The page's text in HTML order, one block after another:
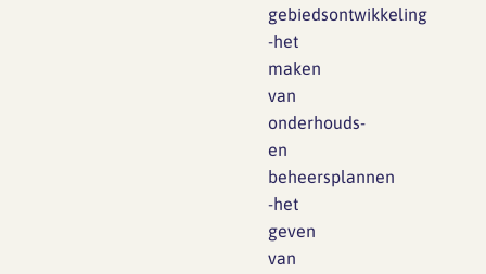
gebiedsontwikkeling
-het
maken
van
onderhouds-
en
beheersplannen
-het
geven
van